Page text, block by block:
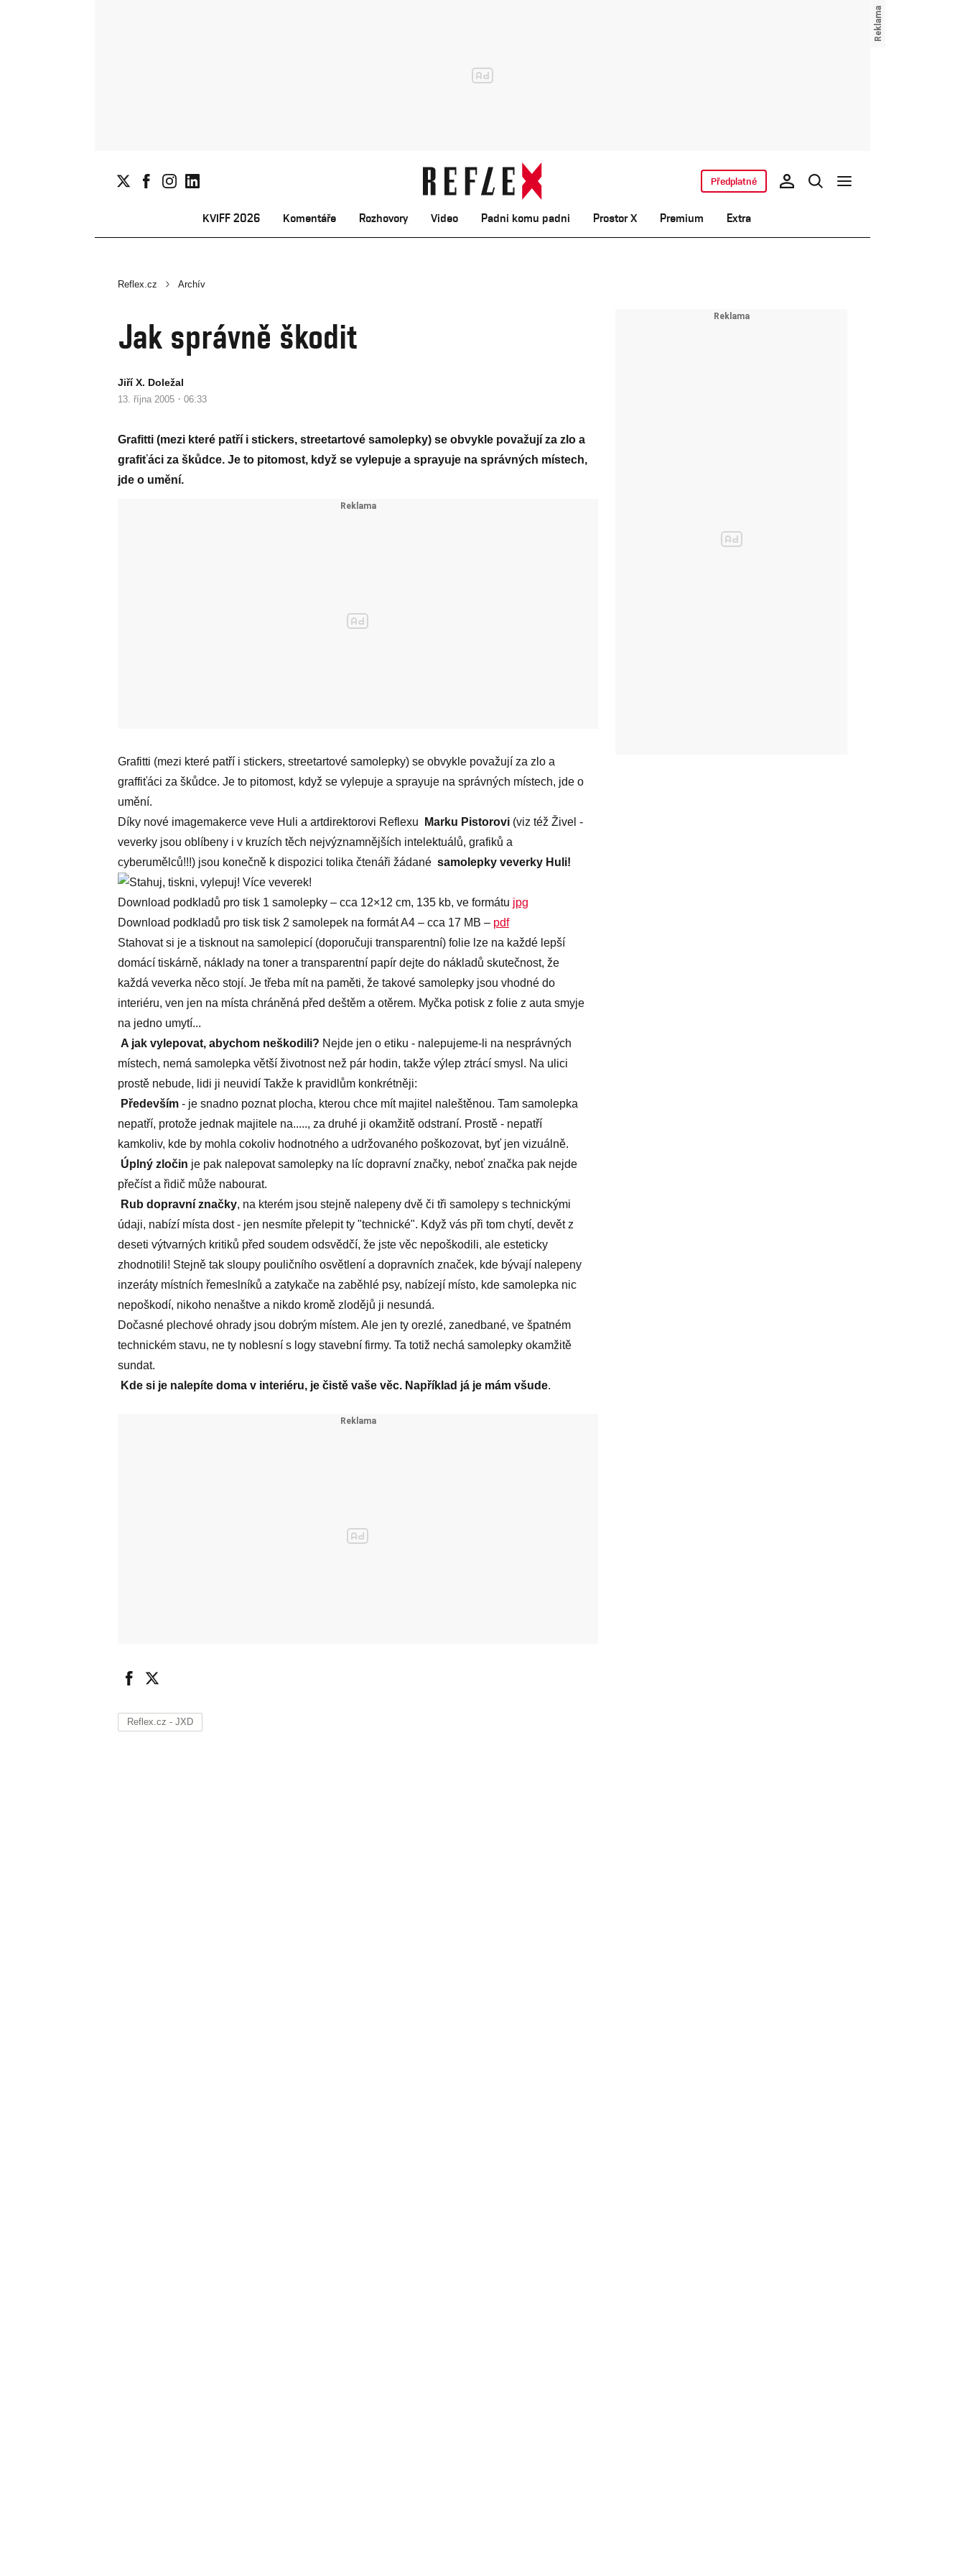
KVIFF 2026 Komentáře Rozhovory Video Padni komu padni Prostor X Premium Extra
Předplatné
Reflex.cz Archív
Jak správně škodit
Jiří X. Doležal
13. října 2005 · 06:33
Grafitti (mezi které patří i stickers, streetartové samolepky) se obvykle považují za zlo a
grafiťáci za škůdce. Je to pitomost, když se vylepuje a sprayuje na správných místech,
jde o umění.
Grafitti (mezi které patří i stickers, streetartové samolepky) se obvykle považují za zlo a
graffiťáci za škůdce. Je to pitomost, když se vylepuje a sprayuje na správných místech, jde o
umění.
Díky nové imagemakerce veve Huli a artdirektorovi Reflexu
Marku Pistorovi (viz též Živel -
veverky jsou oblíbeny i v kruzích těch nejvýznamnějších intelektuálů, grafiků a
cyberumělců!!!) jsou konečně k dispozici tolika čtenáři žádané samolepky veverky Huli!
Download podkladů pro tisk 1 samolepky – cca 12×12 cm, 135 kb, ve formátu jpg
Download podkladů pro tisk tisk 2 samolepek na formát A4 – cca 17 MB – pdf
Stahovat si je a tisknout na samolepicí (doporučuji transparentní) folie lze na každé lepší
domácí tiskárně, náklady na toner a transparentní papír dejte do nákladů skutečnost, že
každá veverka něco stojí. Je třeba mít na paměti, že takové samolepky jsou vhodné do
interiéru, ven jen na místa chráněná před deštěm a otěrem. Myčka potisk z folie z auta smyje
na jedno umytí...
A jak vylepovat, abychom neškodili? Nejde jen o etiku - nalepujeme-li na nesprávných
místech, nemá samolepka větší životnost než pár hodin, takže výlep ztrácí smysl. Na ulici
prostě nebude, lidi ji neuvidí Takže k pravidlům konkrétněji:
Především - je snadno poznat plocha, kterou chce mít majitel naleštěnou. Tam samolepka
nepatří, protože jednak majitele na....., za druhé ji okamžitě odstraní. Prostě - nepatří
kamkoliv, kde by mohla cokoliv hodnotného a udržovaného poškozovat, byť jen vizuálně.
Úplný zločin je pak nalepovat samolepky na líc dopravní značky, neboť značka pak nejde
přečíst a řidič může nabourat.
Rub dopravní značky, na kterém jsou stejně nalepeny dvě či tři samolepy s technickými
údaji, nabízí místa dost - jen nesmíte přelepit ty "technické". Když vás při tom chytí, devět z
deseti výtvarných kritiků před soudem odsvědčí, že jste věc nepoškodili, ale esteticky
zhodnotili! Stejně tak sloupy pouličního osvětlení a dopravních značek, kde bývají nalepeny
inzeráty místních řemeslníků a zatykače na zaběhlé psy, nabízejí místo, kde samolepka nic
nepoškodí, nikoho nenaštve a nikdo kromě zlodějů ji nesundá.
Dočasné plechové ohrady jsou dobrým místem. Ale jen ty orezlé, zanedbané, ve špatném
technickém stavu, ne ty noblesní s logy stavební firmy. Ta totiž nechá samolepky okamžitě
sundat.
Kde si je nalepíte doma v interiéru, je čistě vaše věc. Například já je mám všude.
Reflex.cz - JXD